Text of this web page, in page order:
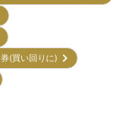
(買い回りに)